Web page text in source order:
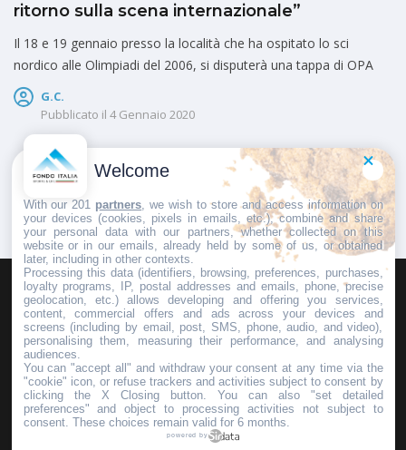
ritorno sulla scena internazionale”
Il 18 e 19 gennaio presso la località che ha ospitato lo sci
nordico alle Olimpiadi del 2006, si disputerà una tappa di OPA
G.C.
Pubblicato il 4 Gennaio 2020
2
HOMEPAGEREDAZIONEINVIA UN COMUNICATO STAMPA
PUBBLICITÀSCRIVI AL DIRETTORE
Copyright © 2016 - 2025 ASD Fondo Italia - Partita Iva: IT 03855110049
Welcome
With our 201 partners , we wish to store and access information on
your devices (cookies, pixels in emails, etc.), combine and share
your personal data with our partners, whether collected on this
website or in our emails, already held by some of us, or obtained
later, including in other contexts.
Processing this data (identifiers, browsing, preferences, purchases,
loyalty programs, IP, postal addresses and emails, phone, precise
geolocation, etc.) allows developing and offering you services,
content, commercial offers and ads across your devices and
screens (including by email, post, SMS, phone, audio, and video),
personalising them, measuring their performance, and analysing
audiences.
You can "accept all" and withdraw your consent at any time via the
"cookie" icon, or refuse trackers and activities subject to consent by
clicking the X Closing button. You can also "set detailed
preferences" and object to processing activities not subject to
consent. These choices remain valid for 6 months.
powered by